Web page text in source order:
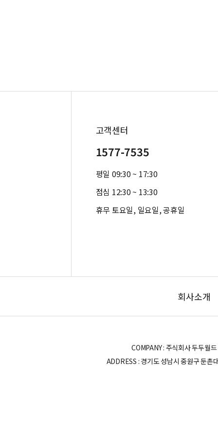
고객센터
1577-7535
평일 09:30 ~ 17:30
점심 12:30 ~ 13:30
휴무 토요일, 일요일, 공휴일
회사소개
COMPANY : 주식회사 두두
ADDRESS : 경기도 성남시 중원구 둔